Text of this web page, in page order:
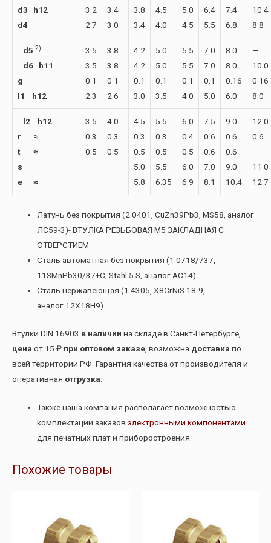
d3 h12
d4
3.2
2.7
3.4
3.0
3.8
3.4
4.5
4.0
5.0
4.5
6.4
5.5
7.4
6.8
10.4
8.8
d5 2)
d6 h11
g
l1 h12
3.5
3.5
0.1
2.3
3.8
3.8
0.1
2.6
4.2
4.2
0.1
3.0
5.0
5.0
0.1
3.5
5.5
5.5
0.1
4.0
7.0
7.0
0.1
5.0
8.0
8.0
0.16
6.0
—
10.0
0.16
8.0
l2 h12
r ≈
t ≈
s
e ≈
3.5
0.3
0.5
—
—
4.0
0.3
0.5
—
—
4.5
0.3
0.5
5.0
5.8
5.5
0.3
0.5
5.5
6.35
6.0
0.4
0.5
6.0
6.9
7.5
0.6
0.6
7.0
8.1
9.0
0.6
0.6
9.0
10.4
12.0
0.6
—
11.0
12.7
Латунь без покрытия (2.0401, CuZn39Pb3, MS58, аналог
ЛС59-3)- ВТУЛКА РЕЗЬБОВАЯ М5 ЗАКЛАДНАЯ С
ОТВЕРСТИЕМ
Сталь автоматная без покрытия (1.0718/737,
11SMnPb30/37+C, Stahl 5 S, аналог АС14).
Сталь нержавеющая (1.4305, X8CrNiS 18-9,
аналог 12Х18Н9).
Втулки DIN 16903 в наличии на складе в Санкт-Петербурге,
цена от 15 ₽ при оптовом заказе , возможна доставка по
всей территории РФ. Гарантия качества от производителя и
оперативная отгрузка.
Также наша компания располагает возможностью
комплектации заказовэлектронными компонентами
для печатных плат и приборостроения.
Похожие товары